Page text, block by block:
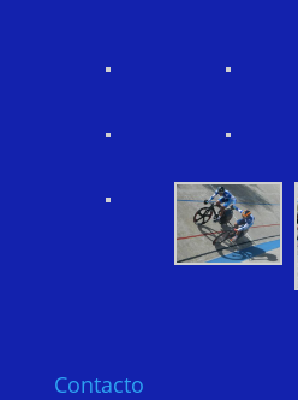
Contacto